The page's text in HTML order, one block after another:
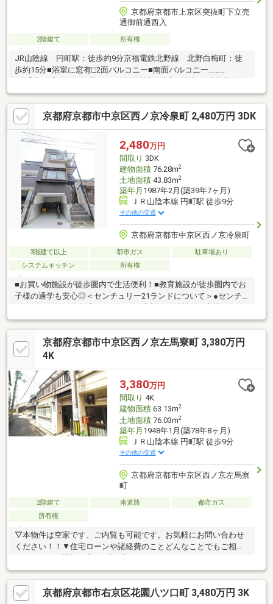
京都府京都市上京区突抜町下立売
通御前通西入
2階建て 所有権
JR山陰線 円町駅：徒歩約9分京福電鉄北野線 北野白梅町：徒
歩約15分■浴室に窓有□2面バルコニー■南面バルコニー……
■□……私たちは、出会いを大切にし、お客様の立場に立って最善
を尽くします。すべてはお客様のために。まずはお気軽にお問合
せください！京都府京都市中京区西ノ京冷泉町 2,480万円 3DK
2,480万円
間取り 3DK
建物面積76.28m2
土地面積43.83m2
築年月 1987年2月(築39年7ヶ月)
ＪＲ山陰本線 円町駅 徒歩9分
その他の交通
京都府京都市中京区西ノ京冷泉町
3階建て以上 都市ガス
駐車場あり
システムキッチン
所有権
■お買い物施設が徒歩圏内で生活便利！■教育施設が徒歩圏内でお
子様の通学も安心◎＜センチュリー21ランドについて＞●センチ
でご満足いただけるお住いを全力でお探し致します！●購入・売
却・ローンのご相談など、些細なことでもお気軽にご相談下さい
ませ！●リフォームのご相談も承っております。○京阪鴨東線 「出
町柳」駅 徒歩約6分○営業時間：10：00～20：00（火曜日・水曜
にご案内が可能です。ご連絡お待ちしております！
京都府京都市中京区西ノ京左馬寮町 3,380万円
4K
3,380万円
間取り 4K
建物面積63.13m2
土地面積76.03m2
築年月 1948年1月(築78年8ヶ月)
ＪＲ山陰本線 円町駅 徒歩9分
その他の交通
京都府京都市中京区西ノ京左馬寮
町
2階建て 南道路
都市ガス
所有権
▽本物件は空家です、ご内覧も可能です。お気軽にお問い合わせ
ください！！▼住宅ローンや諸経費のことどんなことでもご相談
京都府京都市右京区花園八ツ口町 3,480万円 3K